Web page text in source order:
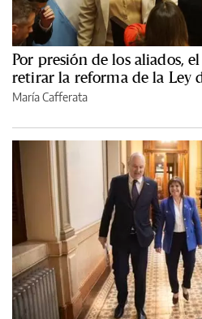
Por presión de los aliados,
retirar la reforma de la Ley
María Cafferata